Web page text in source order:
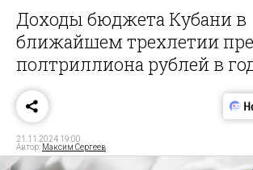
Доходы бюджета Кубани в
ближайшем трехлетии
полтриллиона рублей в
21.11.2024 19:00
Автор: Максим Сергеев